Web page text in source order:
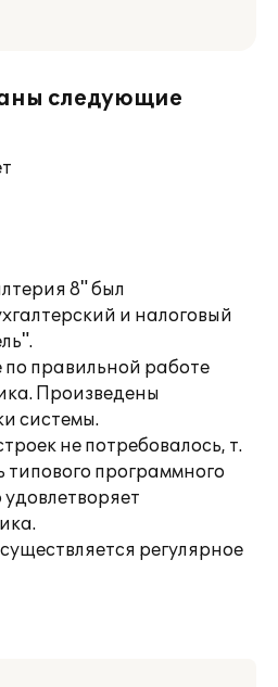
следующие
8" был
и налоговый
правильной работе
Произведены
системы.
не потребовалось, т.
типового программного
регулярное